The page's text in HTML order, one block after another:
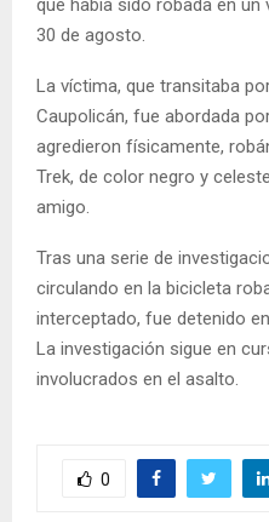
que había sido robada en
30 de agosto.
La víctima, que transitaba
Caupolicán, fue abordada
agredieron físicamente,
Trek, de color negro y
amigo.
Tras una serie de
circulando en la bicicleta
interceptado, fue detenido
La investigación sigue en
involucrados en el asalto.
0